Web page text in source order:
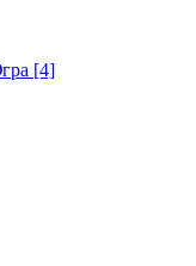
[4]